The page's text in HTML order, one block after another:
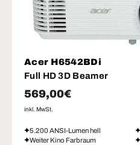
Acer H6542BDi
Full HD 3D Beamer
Normaler Preis
569,00€
inkl. MwSt.
5.200 ANSI-Lumen hell
Weiter Kino Farbraum